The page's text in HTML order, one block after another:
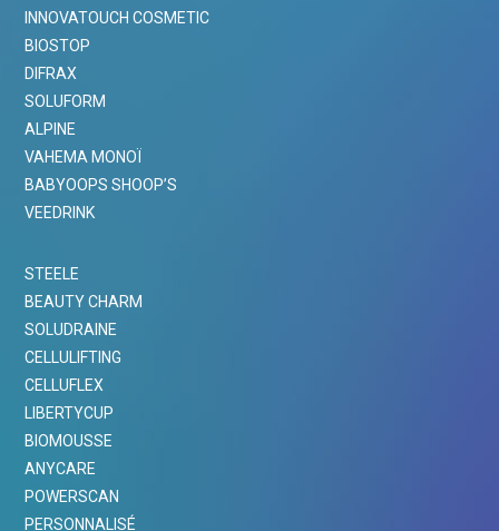
INNOVATOUCH COSMETIC
BIOSTOP
DIFRAX
SOLUFORM
ALPINE
VAHEMA MONOÏ
BABYOOPS SHOOP’S
VEEDRINK
STEELE
BEAUTY CHARM
SOLUDRAINE
CELLULIFTING
CELLUFLEX
LIBERTYCUP
BIOMOUSSE
ANYCARE
POWERSCAN
PERSONNALISÉ